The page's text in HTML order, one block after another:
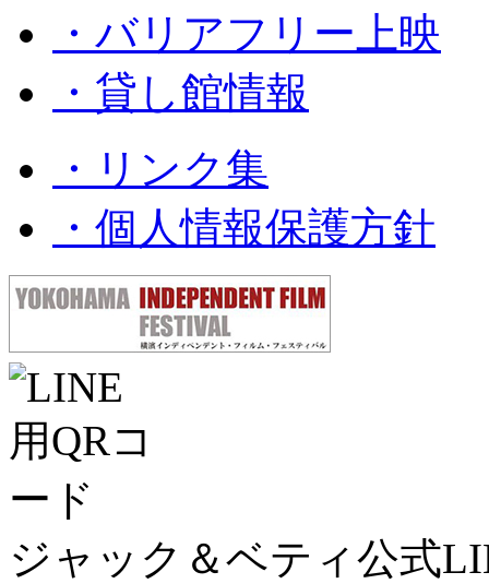
・バリアフリー上映
・貸し館情報
・リンク集
・個人情報保護方針
ジャック＆ベティ公式